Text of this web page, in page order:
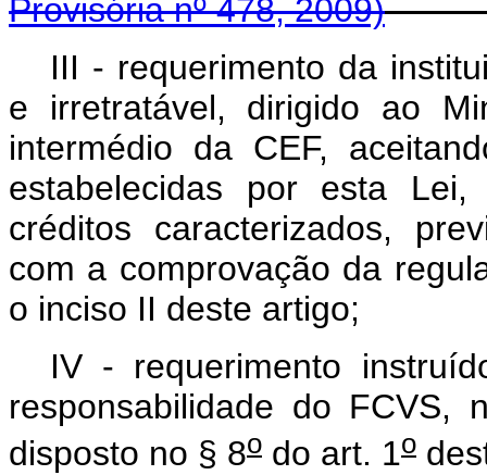
Provisória nº 478, 2009)
III - requerimento da
e irretratável, dirigido ao
intermédio da CEF,
estabelecidas por esta
créditos caracterizados,
com a comprovação da
o inciso II deste artigo;
IV - requerimento
responsabilidade do FCVS,
disposto no § 8o do art. 1o